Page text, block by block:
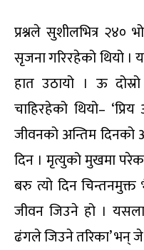
प्रश्नले सुशीलभित्र २४०
सृजना गरिरहेको थियो ।
हात उठायो । ऊ
चाहिरहेको थियो–
जीवनको अन्तिम दिनको
दिन । मृत्युको मुखमा
बरु त्यो दिन
जीवन जिउने हो ।
ढंगले जिउने तरिका’ भन्